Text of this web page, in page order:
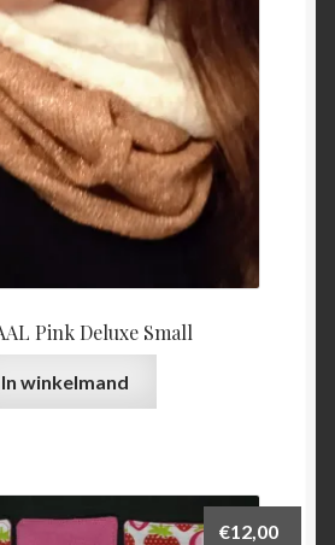
Pink Deluxe Small
In winkelmand
€12,00